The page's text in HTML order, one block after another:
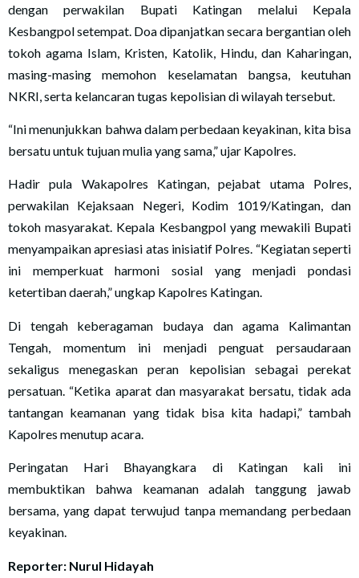
dengan perwakilan Bupati Katingan melalui Kepala
Kesbangpol setempat. Doa dipanjatkan secara bergantian oleh
tokoh agama Islam, Kristen, Katolik, Hindu, dan Kaharingan,
masing-masing memohon keselamatan bangsa, keutuhan
NKRI, serta kelancaran tugas kepolisian di wilayah tersebut.
“Ini menunjukkan bahwa dalam perbedaan keyakinan, kita bisa
bersatu untuk tujuan mulia yang sama,” ujar Kapolres.
Hadir pula Wakapolres Katingan, pejabat utama Polres,
perwakilan Kejaksaan Negeri, Kodim 1019/Katingan, dan
tokoh masyarakat. Kepala Kesbangpol yang mewakili Bupati
menyampaikan apresiasi atas inisiatif Polres. “Kegiatan seperti
ini memperkuat harmoni sosial yang menjadi pondasi
ketertiban daerah,” ungkap Kapolres Katingan.
Di tengah keberagaman budaya dan agama Kalimantan
Tengah, momentum ini menjadi penguat persaudaraan
sekaligus menegaskan peran kepolisian sebagai perekat
persatuan. “Ketika aparat dan masyarakat bersatu, tidak ada
tantangan keamanan yang tidak bisa kita hadapi,” tambah
Kapolres menutup acara.
Peringatan Hari Bhayangkara di Katingan kali ini
membuktikan bahwa keamanan adalah tanggung jawab
bersama, yang dapat terwujud tanpa memandang perbedaan
keyakinan.
Reporter: Nurul Hidayah